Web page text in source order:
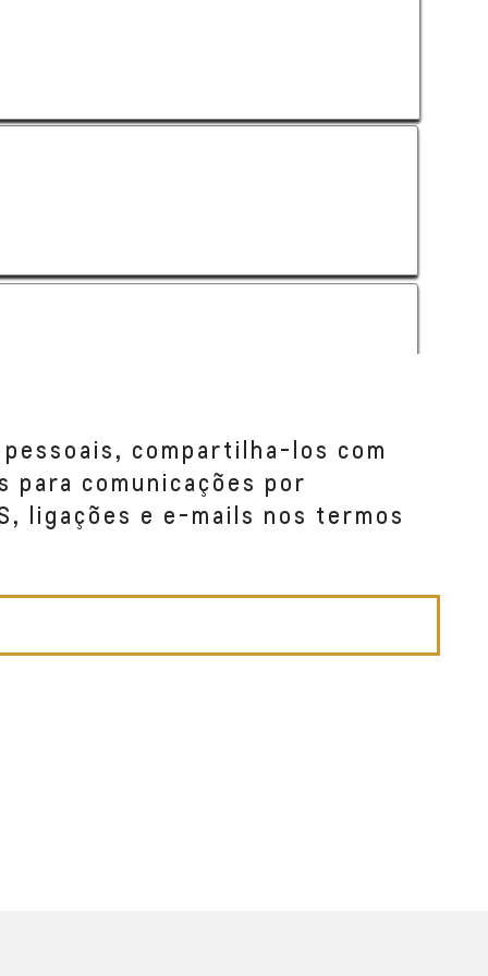
compartilha-los com
para comunicações por
ligações e e-mails nos termos